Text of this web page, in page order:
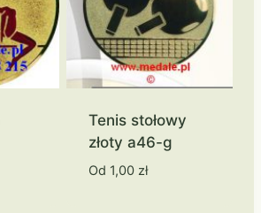
Tenis stołowy
złoty a46-g
Od 1,00 zł